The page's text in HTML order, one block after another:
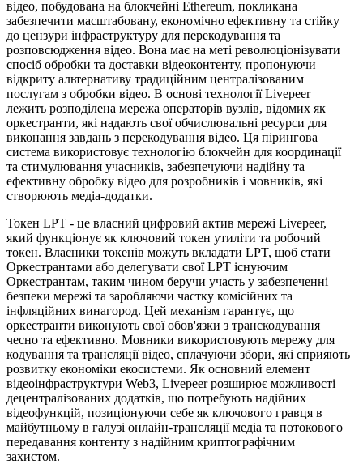
відео, побудована на блокчейні Ethereum, покликана
забезпечити масштабовану, економічно ефективну та стійку
до цензури інфраструктуру для перекодування та
розповсюдження відео. Вона має на меті революціонізувати
спосіб обробки та доставки відеоконтенту, пропонуючи
відкриту альтернативу традиційним централізованим
послугам з обробки відео. В основі технології Livepeer
лежить розподілена мережа операторів вузлів, відомих як
оркестранти, які надають свої обчислювальні ресурси для
виконання завдань з перекодування відео. Ця пірингова
система використовує технологію блокчейн для координації
та стимулювання учасників, забезпечуючи надійну та
ефективну обробку відео для розробників і мовників, які
створюють медіа-додатки.
Токен LPT - це власний цифровий актив мережі Livepeer,
який функціонує як ключовий токен утиліти та робочий
токен. Власники токенів можуть вкладати LPT, щоб стати
Оркестрантами або делегувати свої LPT існуючим
Оркестрантам, таким чином беручи участь у забезпеченні
безпеки мережі та заробляючи частку комісійних та
інфляційних винагород. Цей механізм гарантує, що
оркестранти виконують свої обов'язки з транскодування
чесно та ефективно. Мовники використовують мережу для
кодування та трансляції відео, сплачуючи збори, які сприяють
розвитку економіки екосистеми. Як основний елемент
відеоінфраструктури Web3, Livepeer розширює можливості
децентралізованих додатків, що потребують надійних
відеофункцій, позиціонуючи себе як ключового гравця в
майбутньому в галузі онлайн-трансляції медіа та потокового
передавання контенту з надійним криптографічним
захистом.